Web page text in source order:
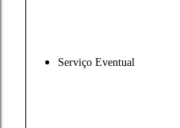
Serviço Eventual